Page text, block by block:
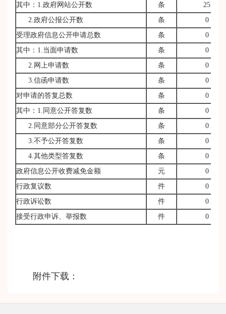
其中：1.政府网站公开数
条
25
2.政府公报公开数
条
0
受理政府信息公开申请总数
条
0
其中：1.当面申请数
条
0
2.网上申请数
条
0
3.信函申请数
条
0
对申请的答复总数
条
0
其中：1.同意公开答复数
条
0
2.同意部分公开答复数
条
0
3.不予公开答复数
条
0
4.其他类型答复数
条
0
政府信息公开收费减免金额
元
0
行政复议数
件
0
行政诉讼数
件
0
接受行政申诉、举报数
件 0
附件下载：